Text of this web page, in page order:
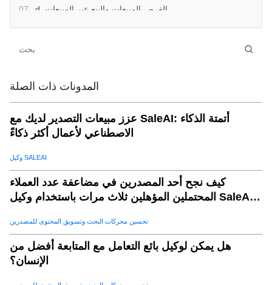
07
d. الفرص المبيعات والبيع عبر المبيعات
08.
e. تخصيص الأراضي وتخصيص الموارد
09.
11
ب. تحسين الكفاءة
12. ج. معدلات تحويل أعلى
13.
d. تعزيز تجربة العملاء
.
e. ميزة تنافسية
15. كيف يقوم ساليا بتعزيز التحليلات التنبؤية
16
أ. تسجيلان منظمة العفو الدولية التي تقدمها الذكاء الاصطناعي
17. ب. تنبؤ المبيعات في الوقت الحقيقي
ج. استراتيجيات التنبؤ والاحتفاظ بالفرقة
19.
d. التوصيات المبيعات والبيع عبر
20 .
e. لوحات معلومات التحليلات القابلة للتخصيص
المدونات ذات الصلة
عزز مبيعات التصدير لديك مع SaleAI: أتمتة الذكاء
الاصطناعي لأعمال أكثر ذكاءً
وكيل SALEAI
كيف نجح أحد المصدرين في مضاعفة عدد العملاء
المحتملين المؤهلين ثلاث مرات باستخدام وكيل SaleAI
تحسين محركات البحث وتسويق المحتوى للمصدرين
هل يمكن لوكيل بائع التعامل مع المتابعة أفضل من
الإنسان؟